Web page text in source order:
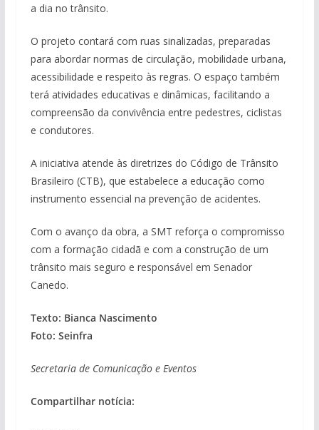
a dia no trânsito.
O projeto contará com ruas sinalizadas, preparadas
para abordar normas de circulação, mobilidade urbana,
acessibilidade e respeito às regras. O espaço também
terá atividades educativas e dinâmicas, facilitando a
compreensão da convivência entre pedestres, ciclistas
e condutores.
A iniciativa atende às diretrizes do Código de Trânsito
Brasileiro (CTB), que estabelece a educação como
instrumento essencial na prevenção de acidentes.
Com o avanço da obra, a SMT reforça o compromisso
com a formação cidadã e com a construção de um
trânsito mais seguro e responsável em Senador
Canedo.
Texto: Bianca Nascimento
Foto: Seinfra
Secretaria de Comunicação e Eventos
Compartilhar notícia: